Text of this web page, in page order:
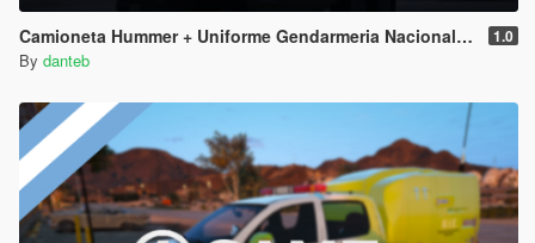
Camioneta Hummer + Uniforme Gendarmeria Nacional [Add-On | FiveM] Argentina 1.0
By danteb